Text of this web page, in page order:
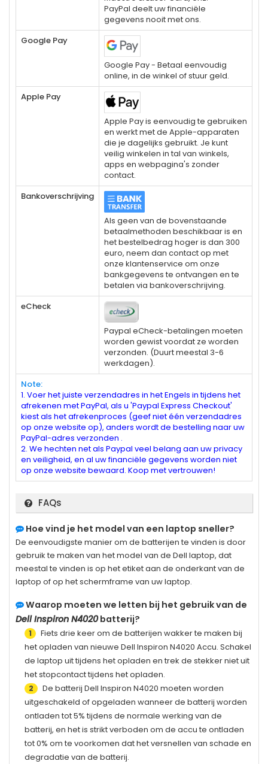
PayPal deelt uw financiële
gegevens nooit met ons.
Google Pay
Google Pay - Betaal eenvoudig
online, in de winkel of stuur geld.
Apple Pay
Apple Pay is eenvoudig te gebruiken
en werkt met de Apple-apparaten
die je dagelijks gebruikt. Je kunt
veilig winkelen in tal van winkels,
apps en webpagina's zonder
contact.
Bankoverschrijving
Als geen van de bovenstaande
betaalmethoden beschikbaar is en
het bestelbedrag hoger is dan 300
euro, neem dan contact op met
onze klantenservice om onze
bankgegevens te ontvangen en te
betalen via bankoverschrijving.
eCheck
Paypal eCheck-betalingen moeten
worden gewist voordat ze worden
verzonden. (Duurt meestal 3-6
werkdagen).
Note:
1. Voer het juiste verzendadres in het Engels in tijdens het
afrekenen met PayPal, als u 'Paypal Express Checkout'
kiest als het afrekenproces (geef niet één verzendadres
op onze website op), anders wordt de bestelling naar uw
PayPal-adres verzonden .
2. We hechten net als Paypal veel belang aan uw privacy
en veiligheid, en al uw financiële gegevens worden niet
op onze website bewaard. Koop met vertrouwen!
FAQs
Hoe vind je het model van een laptop sneller?
De eenvoudigste manier om de batterijen te vinden is door
gebruik te maken van het model van de Dell laptop, dat
meestal te vinden is op het etiket aan de onderkant van de
laptop of op het schermframe van uw laptop.
Waarop moeten we letten bij het gebruik van de
Dell Inspiron N4020batterij?
1
Fiets drie keer om de batterijen wakker te maken bij
het opladen van nieuwe Dell Inspiron N4020 Accu. Schakel
de laptop uit tijdens het opladen en trek de stekker niet uit
het stopcontact tijdens het opladen.
2 De batterij Dell Inspiron N4020 moeten worden
uitgeschakeld of opgeladen wanneer de batterij worden
ontladen tot 5% tijdens de normale werking van de
batterij, en het is strikt verboden om de accu te ontladen
tot 0% om te voorkomen dat het versnellen van schade en
degradatie van de batterij.